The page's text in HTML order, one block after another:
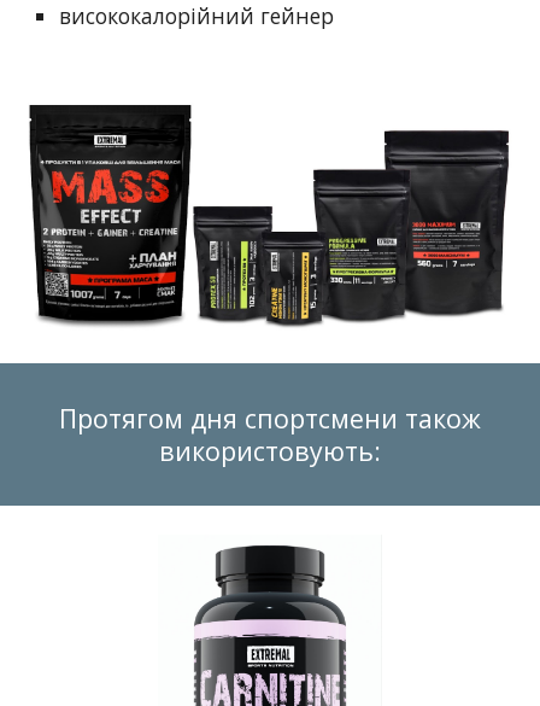
висококалорійний гейнер
Протягом дня спортсмени також
використовують: